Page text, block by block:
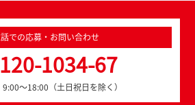
での応募・お問い合わせ
1034-67
～18:00（土日祝日を除く）